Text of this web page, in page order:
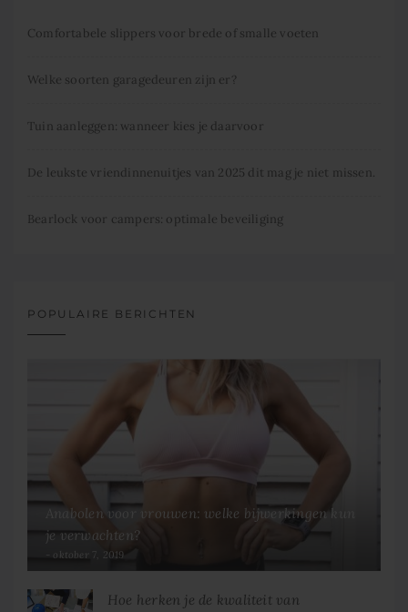
Comfortabele slippers voor brede of smalle voeten
Welke soorten garagedeuren zijn er?
Tuin aanleggen: wanneer kies je daarvoor
De leukste vriendinnenuitjes van 2025 dit mag je niet missen.
Bearlock voor campers: optimale beveiliging
POPULAIRE BERICHTEN
Anabolen voor vrouwen: welke bijwerkingen kun
je verwachten?
oktober 7, 2019
Hoe herken je de kwaliteit van